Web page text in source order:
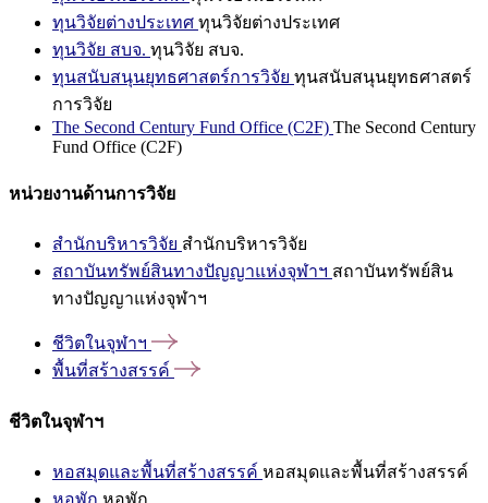
ทุนวิจัยต่างประเทศ ทุนวิจัยต่างประเทศ
ทุนวิจัย สบจ. ทุนวิจัย สบจ.
ทุนสนับสนุนยุทธศาสตร์การวิจัย ทุนสนับสนุนยุทธศาสตร์
การวิจัย
The Second Century Fund Office (C2F) The Second Century
Fund Office (C2F)
หน่วยงานด้านการวิจัย
สำนักบริหารวิจัย สำนักบริหารวิจัย
สถาบันทรัพย์สินทางปัญญาแห่งจุฬาฯ สถาบันทรัพย์สิน
ทางปัญญาแห่งจุฬาฯ
ชีวิตในจุฬาฯ
พื้นที่สร้างสรรค์
ชีวิตในจุฬาฯ
หอสมุดและพื้นที่สร้างสรรค์ หอสมุดและพื้นที่สร้างสรรค์
หอพัก หอพัก